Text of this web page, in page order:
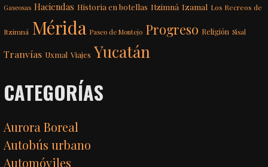
Gaseosas Haciendas Historia en botellas Itzimná Izamal Los Recreos de
Itzimná Mérida Paseo de Montejo Progreso Religión Sisal
Tranvías Uxmal Viajes Yucatán
CATEGORÍAS
Aurora Boreal
Autobús urbano
Automóviles